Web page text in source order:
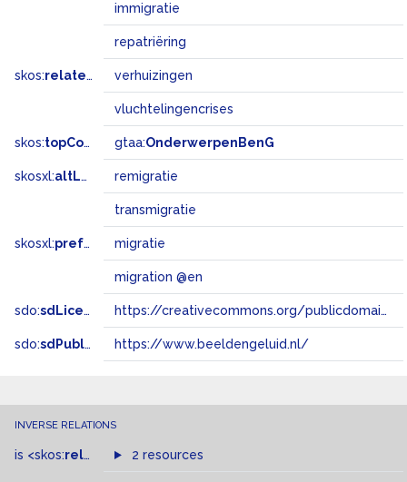
immigratie
repatriëring
skos:related verhuizingen
vluchtelingencrises
skos:topConceptOf gtaa:OnderwerpenBenG
skosxl:altLabel remigratie
transmigratie
skosxl:prefLabel migratie
migration @en
sdo:sdLicense https://creativecommons.org/publicdomain/zero/1.0/
sdo:sdPublisher https://www.beeldengeluid.nl/
INVERSE RELATIONS
is <skos:related > of2 resources